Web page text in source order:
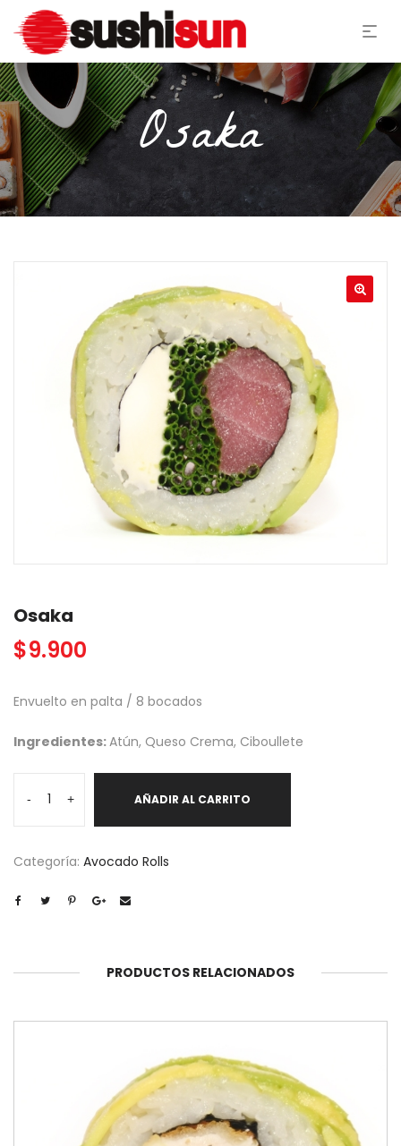
Osaka
Osaka
$9.900
Envuelto en palta / 8 bocados
Ingredientes:Atún, Queso Crema, Ciboullete
-
cantidad+ AÑADIR AL CARRITO
Categoría: Avocado Rolls
PRODUCTOS RELACIONADOS